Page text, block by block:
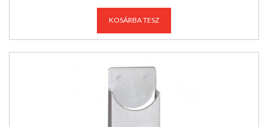
KOSÁRBA TESZ